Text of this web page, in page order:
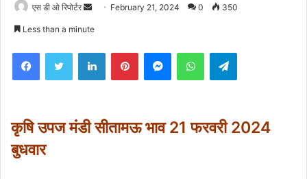
एस डी ओ रिपोर्टर
Send February 21, 2024 0 350
Less than a minute
FacebookTwitter LinkedInPinterestMessengerWhatsAppTelegram
कृषि उपज मंडी सीतामऊ भाव 21 फरवरी 2024
बुधवार